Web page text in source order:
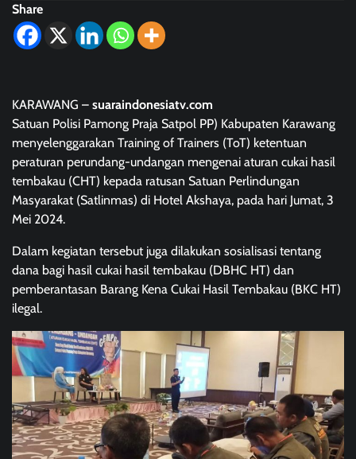
Share
KARAWANG – suaraindonesiatv.com
Satuan Polisi Pamong Praja Satpol PP) Kabupaten Karawang
menyelenggarakan Training of Trainers (ToT) ketentuan
peraturan perundang-undangan mengenai aturan cukai hasil
tembakau (CHT) kepada ratusan Satuan Perlindungan
Masyarakat (Satlinmas) di Hotel Akshaya, pada hari Jumat, 3
Mei 2024.
Dalam kegiatan tersebut juga dilakukan sosialisasi tentang
dana bagi hasil cukai hasil tembakau (DBHC HT) dan
pemberantasan Barang Kena Cukai Hasil Tembakau (BKC HT)
ilegal.